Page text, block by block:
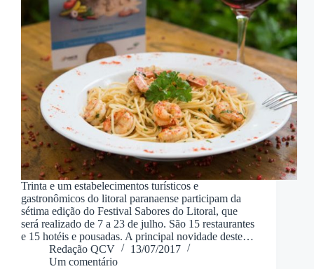
Trinta e um estabelecimentos turísticos e
gastronômicos do litoral paranaense participam da
sétima edição do Festival Sabores do Litoral, que
será realizado de 7 a 23 de julho. São 15 restaurantes
e 15 hotéis e pousadas. A principal novidade deste…
Redação QCV
13/07/2017
Um comentário